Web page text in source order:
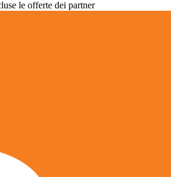
le offerte dei partner